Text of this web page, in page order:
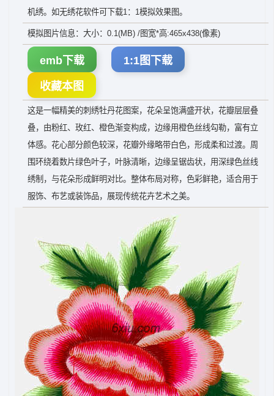
机绣。如无绣花软件可下载1：1模拟效果图。
模拟图片信息：大小：0.1(MB) /图宽*高:465x438(像素)
emb下载 1:1图下载
收藏本图
这是一幅精美的刺绣牡丹花图案，花朵呈饱满盛开状，花瓣层层叠
叠，由粉红、玫红、橙色渐变构成，边缘用橙色丝线勾勒，富有立
体感。花心部分颜色较深，花瓣外缘略带白色，形成柔和过渡。周
围环绕着数片绿色叶子，叶脉清晰，边缘呈锯齿状，用深绿色丝线
绣制，与花朵形成鲜明对比。整体布局对称，色彩鲜艳，适合用于
服饰、布艺或装饰品，展现传统花卉艺术之美。